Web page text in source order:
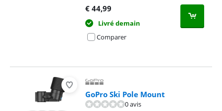
€ 44,99
Livré demain
Comparer
GoPro Ski Pole Mount
0 avis